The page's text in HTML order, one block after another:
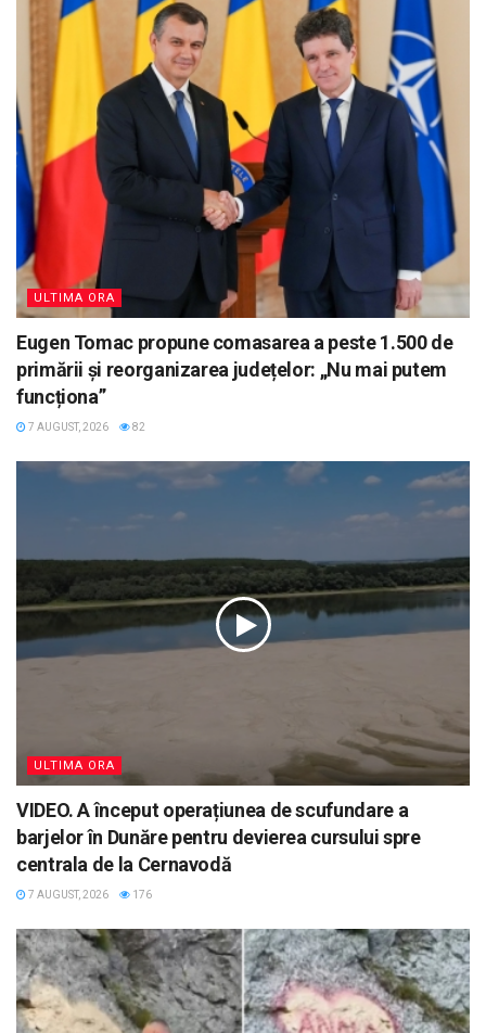
ULTIMA ORA
Eugen Tomac propune comasarea a peste 1.500 de
primării și reorganizarea județelor: „Nu mai putem
funcționa”
7 AUGUST, 2026 82
ULTIMA ORA
VIDEO. A început operațiunea de scufundare a
barjelor în Dunăre pentru devierea cursului spre
centrala de la Cernavodă
7 AUGUST, 2026 176